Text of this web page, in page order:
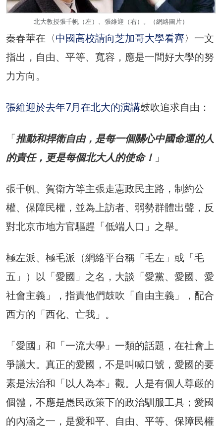
北大教授張千帆（左）、張維迎（右）。（網絡圖片）
秦春華在〈中國高校請向芝加哥大學看齊〉一文
指出，自由、平等、寬容，應是一間好大學的努
力方向。
張維迎於去年7月在北大的演講鼓吹追求自由：
「推動和捍衛自由，是每一個關心中國命運的人
的責任，更是每個北大人的使命！ 」
張千帆、賀衛方等主張走憲政民主路，制約公
權、保障民權，並為上訪者、弱勢群體出聲，反
對北京市地方官驅趕「低端人口」之舉。
極左派、極毛派（網絡平台稱「毛左」或「毛
五」）以「愛國」之名，大談「愛黨、愛國、愛
社會主義」，指責他們鼓吹「自由主義」，配合
西方的「西化、亡我」。
「愛國」和「一流大學」一類的話題，在社會上
爭議大。真正的愛國，不是叫喊口號，愛國的要
素是法治和「以人為本」觀。人是有個人尊嚴的
個體，不應是愚民政策下的政治馴服工具；愛國
的內涵之一，是愛和平、自由、平等、保障民權